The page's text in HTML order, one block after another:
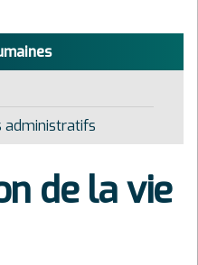
administratifs
de la vie